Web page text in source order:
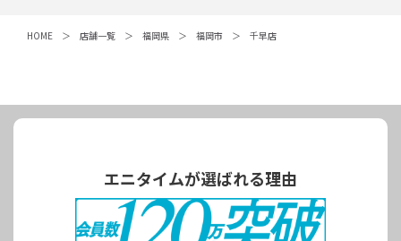
HOME 店舗一覧 福岡県 福岡市 千早店
エニタイムが選ばれる理由